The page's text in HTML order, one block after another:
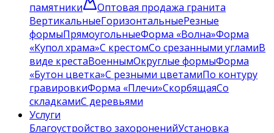
памятники
Оптовая продажа гранита
ВертикальныеГоризонтальныеРезные
формыПрямоугольныеФорма «Волна»Форма
«Купол храма»С крестомСо срезанными угламиВ
виде крестаВоеннымОкруглые формыФорма
«Бутон цветка»С резными цветамиПо контуру
гравировкиФорма «Плечи»СкорбящаяСо
складкамиС деревьями
Услуги
Благоустройство захороненийУстановка